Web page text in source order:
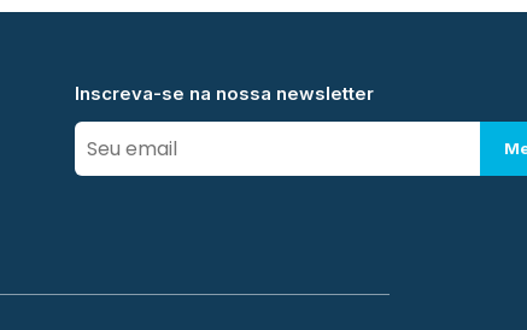
Inscreva-se na nossa newsletter